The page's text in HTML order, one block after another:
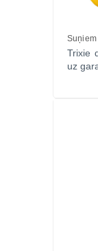
Suņiem
Trixie
uz